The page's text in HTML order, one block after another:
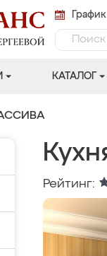
КАТАЛОГ
Рейтинг: